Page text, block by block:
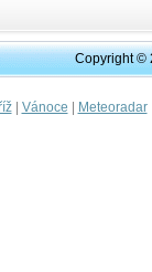
Copyright ©
| Vánoce | Meteoradar